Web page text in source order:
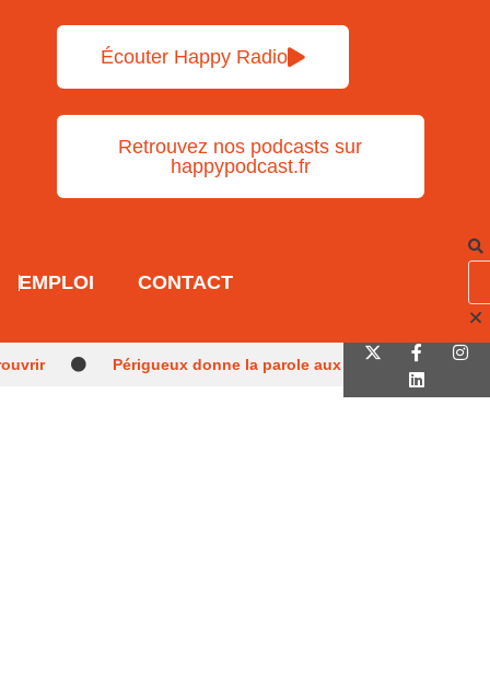
Écouter Happy Radio
Retrouvez nos podcasts sur
happypodcast.fr
EMPLOI CONTACT
Périgueux donne la parole aux